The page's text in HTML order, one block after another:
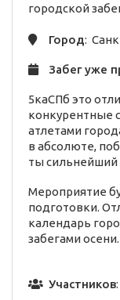
городской
Город:
Забег уже
5каСПб это
конкурентные
атлетами
в абсолюте,
ты сильнейший
Мероприятие
подготовки.
календарь
забегами осени.
Участников